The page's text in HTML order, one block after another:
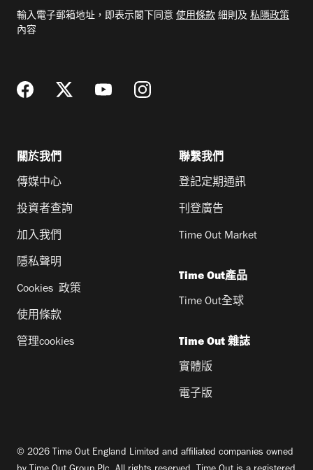
郵
輸入電子郵箱地址，即表示閣下同意 使用條款 細則及 私隱政策
內容
關於我們
傳媒中心
投資者查詢
加入我們
隱私聲明
Cookies 政策
使用條款
管理cookies
聯繫我們
登記定期通訊
刊登廣告
Time Out Market
Time Out產品
Time Out全球
Time Out 雜誌
實體版
電子版
© 2026 Time Out England Limited and affiliated companies owned